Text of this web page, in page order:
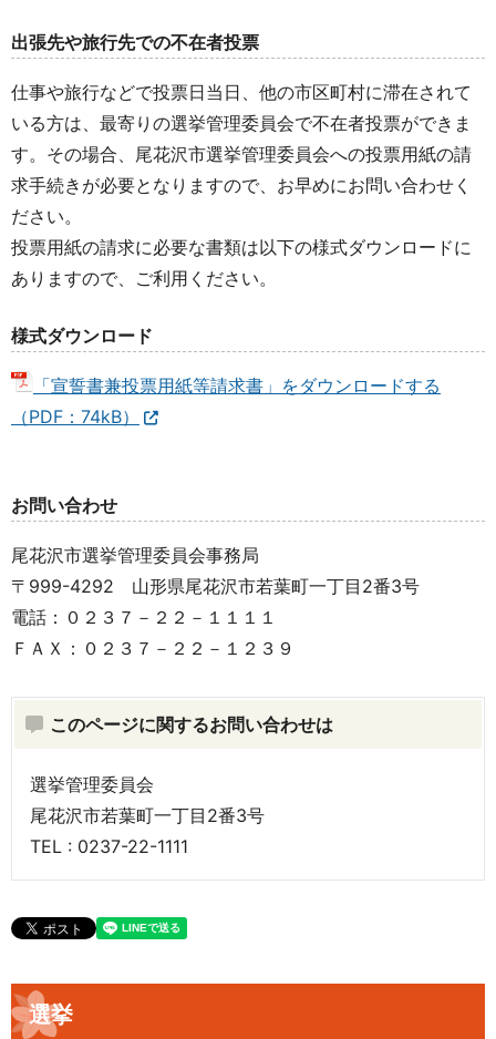
出張先や旅行先での不在者投票
仕事や旅行などで投票日当日、他の市区町村に滞在されて
いる方は、最寄りの選挙管理委員会で不在者投票ができま
す。その場合、尾花沢市選挙管理委員会への投票用紙の請
求手続きが必要となりますので、お早めにお問い合わせく
ださい。
投票用紙の請求に必要な書類は以下の様式ダウンロードに
ありますので、ご利用ください。
様式ダウンロード
「宣誓書兼投票用紙等請求書」をダウンロードする
（PDF：74kB）
お問い合わせ
尾花沢市選挙管理委員会事務局
〒999-4292 山形県尾花沢市若葉町一丁目2番3号
電話：０２３７－２２－１１１１
ＦＡＸ：０２３７－２２－１２３９
このページに関するお問い合わせは
選挙管理委員会
尾花沢市若葉町一丁目2番3号
TEL : 0237-22-1111
選挙